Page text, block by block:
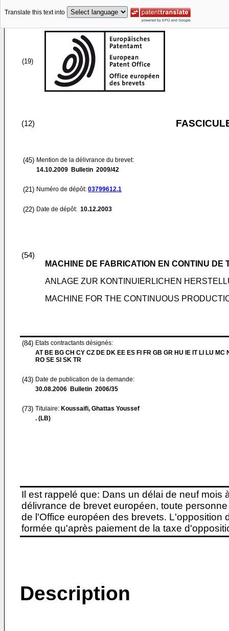
Translate this text into
(19)
(12)
(45) Mention de la délivrance du brevet:
14.10.2009 Bulletin 2009/42
(21) Numéro de dépôt: 03799612.1
(22) Date de dépôt: 10.12.2003
(54)
MACHINE DE FABRICATION EN CONTINU DE
ANLAGE ZUR KONTINUIERLICHEN
MACHINE FOR THE CONTINUOUS
(84) Etats contractants désignés:
AT BE BG CH CY CZ DE DK EE ES FI FR GB GR HU IE IT LI LU MC
RO SE SI SK TR
(43) Date de publication de la demande:
30.08.2006 Bulletin 2006/35
(73) Titulaire: Koussaifi, Ghattas Youssef
. (LB)
Il est rappelé que: Dans un délai de neuf
délivrance de brevet européen, toute
de l'Office européen des brevets. L'opposition
formée qu'après paiement de la taxe
Description